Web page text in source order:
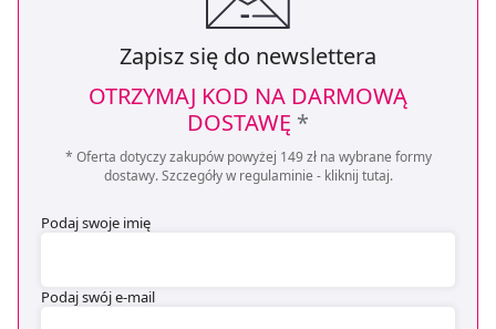
Zapisz się do newslettera
OTRZYMAJ KOD NA DARMOWĄ
DOSTAWĘ *
* Oferta dotyczy zakupów powyżej 149 zł na wybrane formy
dostawy. Szczegóły w regulaminie - kliknij tutaj.
Podaj swoje imię
Podaj swój e-mail